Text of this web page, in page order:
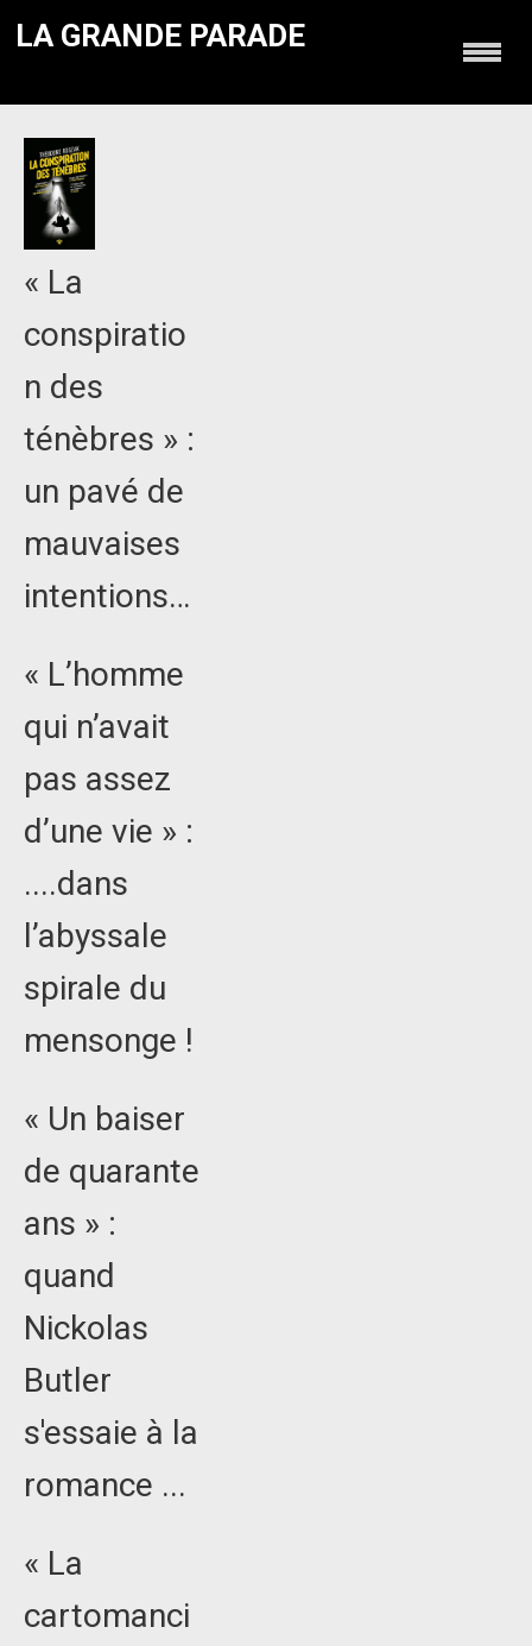
LA GRANDE PARADE
« La
conspiratio
n des
ténèbres » :
un pavé de
mauvaises
intentions…
« L’homme
qui n’avait
pas assez
d’une vie » :
....dans
l’abyssale
spirale du
mensonge !
« Un baiser
de quarante
ans » :
quand
Nickolas
Butler
s'essaie à la
romance ...
« La
cartomanci